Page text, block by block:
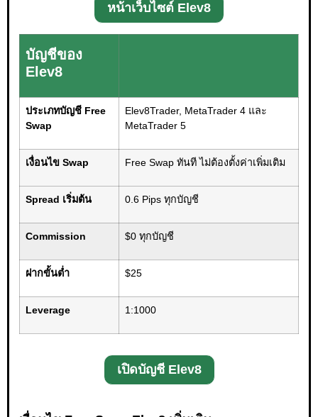
หน้าเว็บไซต์ Elev8
บัญชีของ
Elev8
ประเภทบัญชี Free
Swap
Elev8Trader, MetaTrader 4 และ
MetaTrader 5
เงื่อนไข Swap Free Swap ทันที ไม่ต้องตั้งค่าเพิ่มเติม
Spread เริ่มต้น 0.6 Pips ทุกบัญชี
Commission $0 ทุกบัญชี
ฝากขั้นต่ำ $25
Leverage 1:1000
เปิดบัญชี Elev8